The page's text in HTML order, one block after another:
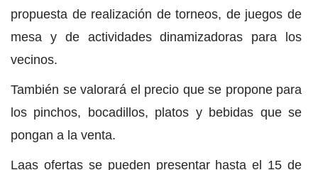
propuesta de realización de torneos, de juegos de
mesa y de actividades dinamizadoras para los
vecinos.
También se valorará el precio que se propone para
los pinchos, bocadillos, platos y bebidas que se
pongan a la venta.
Laas ofertas se pueden presentar hasta el 15 de